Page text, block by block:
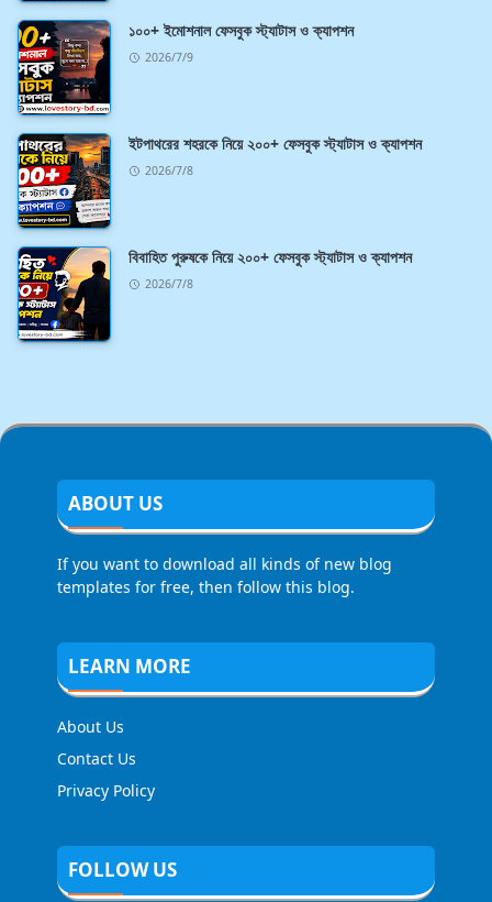
১০০+ ইমোশনাল ফেসবুক স্ট্যাটাস ও ক্যাপশন
2026/7/9
ইটপাথরের শহরকে নিয়ে ২০০+ ফেসবুক স্ট্যাটাস ও ক্যাপশন
2026/7/8
বিবাহিত পুরুষকে নিয়ে ২০০+ ফেসবুক স্ট্যাটাস ও ক্যাপশন
2026/7/8
ABOUT US
If you want to download all kinds of new blog
templates for free, then follow this blog.
LEARN MORE
About Us
Contact Us
Privacy Policy
FOLLOW US